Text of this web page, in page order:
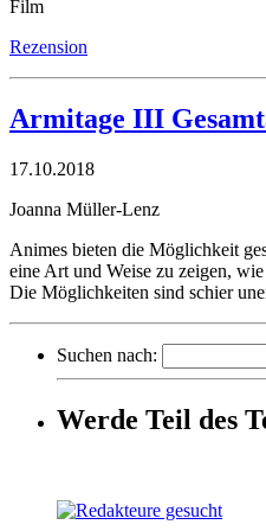
Film
Rezension
Armitage III
17.10.2018
Joanna Müller-Lenz
Animes bieten die Möglichkeit
eine Art und Weise zu zeigen,
Die Möglichkeiten sind schier
Suchen nach:
Werde Teil des